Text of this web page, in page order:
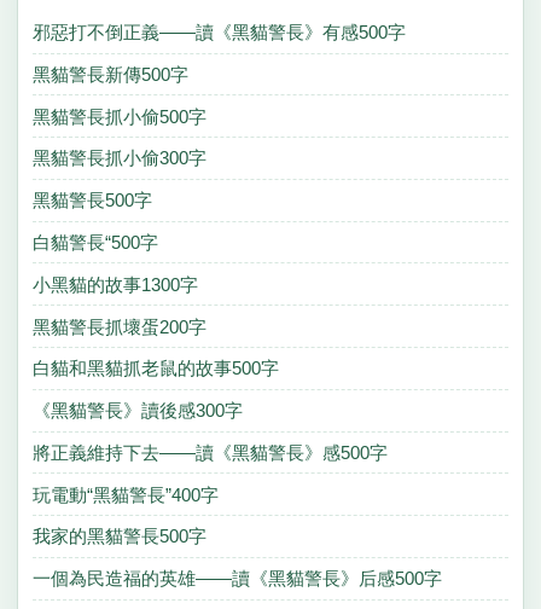
邪惡打不倒正義——讀《黑貓警長》有感500字
黑貓警長新傳500字
黑貓警長抓小偷500字
黑貓警長抓小偷300字
黑貓警長500字
白貓警長“500字
小黑貓的故事1300字
黑貓警長抓壞蛋200字
白貓和黑貓抓老鼠的故事500字
《黑貓警長》讀後感300字
將正義維持下去——讀《黑貓警長》感500字
玩電動“黑貓警長”400字
我家的黑貓警長500字
一個為民造福的英雄——讀《黑貓警長》后感500字